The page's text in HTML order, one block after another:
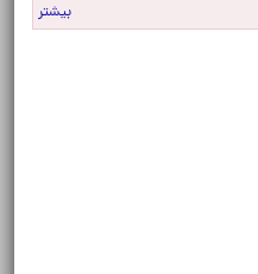
بیشتر